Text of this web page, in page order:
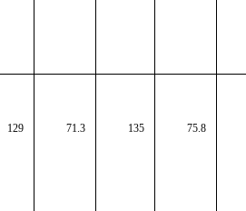
129 71.3 135 75.8